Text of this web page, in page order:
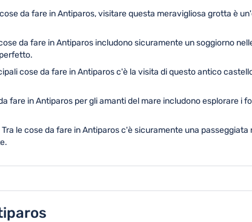
da fare in Antiparos, visitare questa meravigliosa grotta è
da fare in Antiparos includono sicuramente un soggiorno
cose da fare in Antiparos c'è la visita di questo antico
fare in Antiparos per gli amanti del mare includono esplorare
Tra le cose da fare in Antiparos c'è sicuramente una